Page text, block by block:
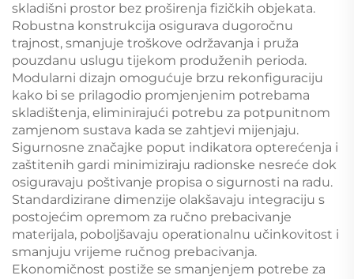
skladišni prostor bez proširenja fizičkih objekata.
Robustna konstrukcija osigurava dugoročnu
trajnost, smanjuje troškove održavanja i pruža
pouzdanu uslugu tijekom produženih perioda.
Modularni dizajn omogućuje brzu rekonfiguraciju
kako bi se prilagodio promjenjenim potrebama
skladištenja, eliminirajući potrebu za potpunitnom
zamjenom sustava kada se zahtjevi mijenjaju.
Sigurnosne značajke poput indikatora opterećenja i
zaštitenih gardi minimiziraju radionske nesreće dok
osiguravaju poštivanje propisa o sigurnosti na radu.
Standardizirane dimenzije olakšavaju integraciju s
postojećim opremom za ručno prebacivanje
materijala, poboljšavaju operationalnu učinkovitost i
smanjuju vrijeme ručnog prebacivanja.
Ekonomičnost postiže se smanjenjem potrebe za